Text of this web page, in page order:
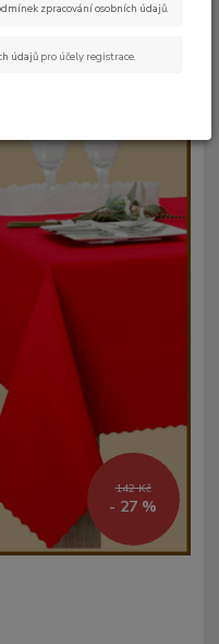
-
142 Kč
- 27 %
zpracování osobních údajů.
údajů pro účely registrace.